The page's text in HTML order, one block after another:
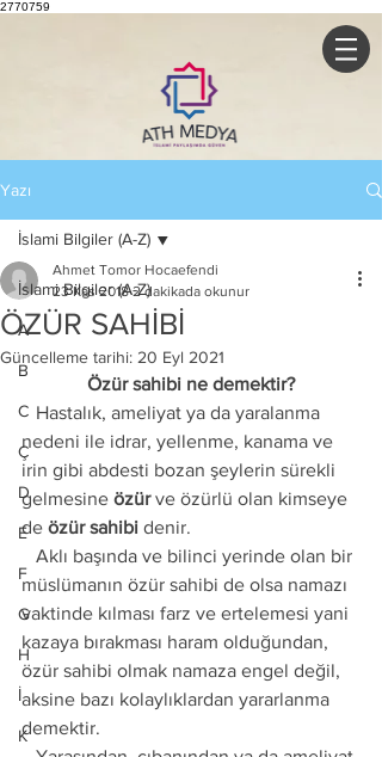
2770759
Yazı
İslami Bilgiler (A-Z)
A
B
C
Ç
D
E
F
G
H
İ
K
İslami Bilgiler (A-Z)
ÖZÜR SAHİBİ
Ahmet Tomor Hocaefendi
23 Kas 2018 2 dakikada okunur
Güncelleme tarihi: 20 Eyl 2021
Özür sahibi ne demektir?
   Hastalık, ameliyat ya da yaralanma
nedeni ile idrar, yellenme, kanama ve
irin gibi abdesti bozan şeylerin sürekli
gelmesine özür ve özürlü olan kimseye
de özür sahibi denir.
müslümanın özür sahibi de olsa namazı
vaktinde kılması farz ve ertelemesi yani
kazaya bırakması haram olduğundan,
özür sahibi olmak namaza engel değil,
aksine bazı kolaylıklardan yararlanma
demektir.